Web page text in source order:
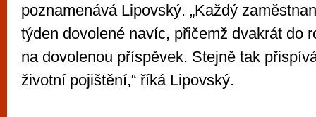
poznamenává Lipovský. „Každý
týden dovolené navíc, přičemž dvakrát do
na dovolenou příspěvek. Stejně tak
životní pojištění,“ říká Lipovský.